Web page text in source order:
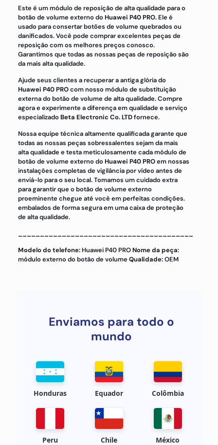
Este é um módulo de reposição de alta qualidade para o
botão de volume externo doHuawei P40 PRO.Ele é
usado para consertar botões de volume quebrados ou
danificados. Você pode comprar excelentes peças de
reposição com os melhores preços conosco.
Garantimos que todas as nossas peças de reposição são
da mais alta qualidade.
Ajude seus clientes a recuperar a antiga glória do
Huawei P40 PROcom nosso módulo de substituição
externa do botão de volume de alta qualidade. Compre
agora e experimente a diferença em qualidade e serviço
especializadoBeta Electronic Co. LTDfornece.
Nossa equipe técnica altamente qualificada garante que
todas as nossas peças sobressalentes sejam da mais
alta qualidade e testa meticulosamente cada módulo de
botão de volume externo doHuawei P40 PROem nossas
instalações completas de vigilância por vídeo antes de
enviá-lo para o seu local. Tomamos um cuidado extra
para garantir que o botão de volume externo
proeminente chegue até você em perfeitas condições.
embalados de forma segura em uma caixa de proteção
de alta qualidade.
Modelo do telefone:Huawei P40 PRONome da peça:
módulo externo do botão de volumeQualidade:OEM
Enviamos para todo o
mundo
Honduras Equador Colômbia
Peru Chile México